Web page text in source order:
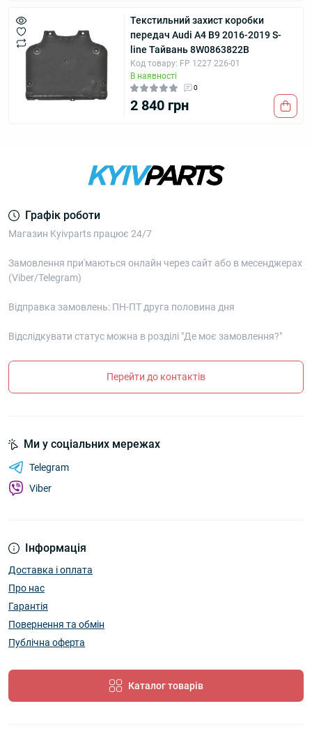
Текстильний захист коробки
передач Audi A4 B9 2016-2019 S-
line Тайвань 8W0863822B
Код товару: FP 1227 226-01
В наявності
0
2 840 грн
Графік роботи
Магазин Kyivparts працює 24/7
Замовлення при'маються онлайн через сайт або в месенджерах
(Viber/Telegram)
Відправка замовлень: ПН-ПТ друга половина дня
Відслідкувати статус можна в розділі "Де моє замовлення?"
Перейти до контактів
Інформація
Доставка і оплата
Про нас
Гарантія
Повернення та обмін
Публічна оферта
Каталог товарів
Ми у соціальних мережах
Telegram
Viber